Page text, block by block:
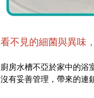
看不見的細菌與異味
廚房水槽不亞於家中的浴
沒有妥善管理，帶來的連